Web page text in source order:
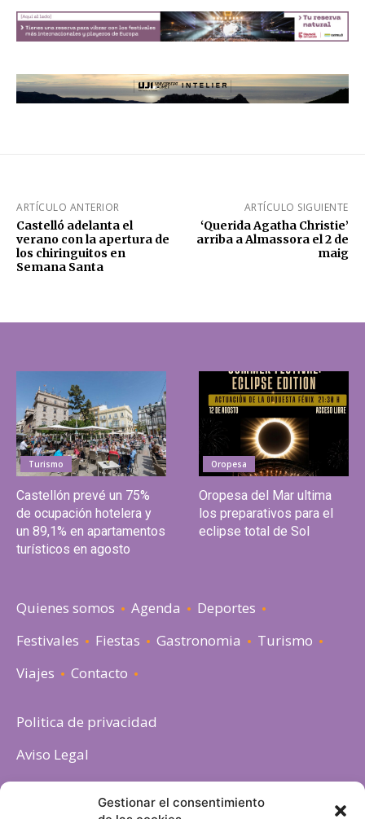
Gestionar el consentimiento
ARTÍCULO ANTERIOR
Castelló adelanta el
verano con la apertura de
los chiringuitos en
Semana Santa
ARTÍCULO SIGUIENTE
‘Querida Agatha Christie’
arriba a Almassora el 2 de
maig
Turismo
Castellón prevé un 75%
de ocupación hotelera y
un 89,1% en apartamentos
turísticos en agosto
Oropesa
Oropesa del Mar ultima
los preparativos para el
eclipse total de Sol
Quienes somos Agenda
Deportes
Festivales
Fiestas Gastronomia
Turismo
Viajes
Contacto
Politica de privacidad
Aviso Legal
Política de cookies